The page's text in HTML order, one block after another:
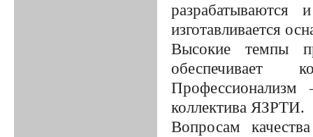
разрабатываются
изготавливается
Высокие темпы
обеспечивает
коллектива ЯЗРТИ.
Вопросам